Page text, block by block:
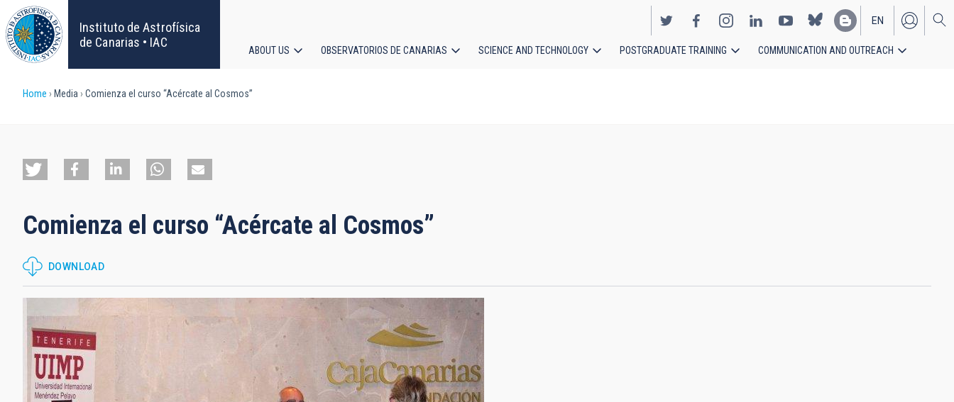
Skip
to
main
content
Instituto de Astrofísica
de Canarias • IAC
EN
ES
ABOUT US OBSERVATORIOS DE CANARIAS SCIENCE AND TECHNOLOGY POSTGRADUATE TRAINING COMMUNICATION AND OUTREACH
Breadcrumb
Home Media Comienza el curso “Acércate al Cosmos”
Comienza el curso “Acércate al Cosmos”
DOWNLOAD